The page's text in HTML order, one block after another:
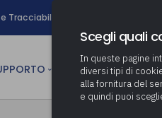
e Tracciabilità
CULTURA person
Scegli quali
In queste pagine
diversi tipi di
alla fornitura del
e quindi puoi